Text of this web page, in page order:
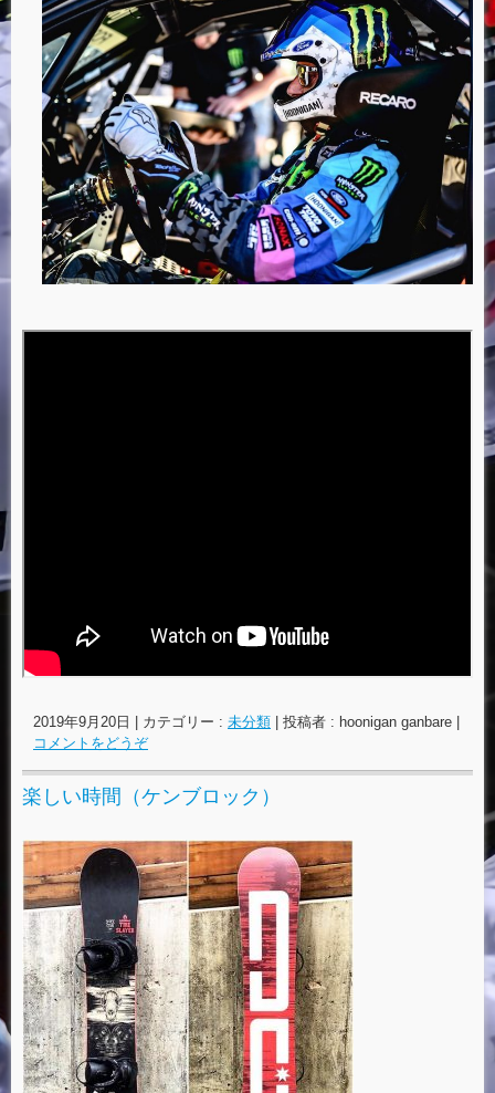
2019年9月20日 カテゴリー : 未分類 投稿者 : hoonigan ganbare
コメントをどうぞ
楽しい時間（ケンブロック）